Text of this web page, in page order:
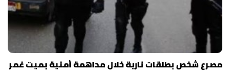
مصرع شخص بطلقات نارية خلال مداهمة أمنية بميت غمر